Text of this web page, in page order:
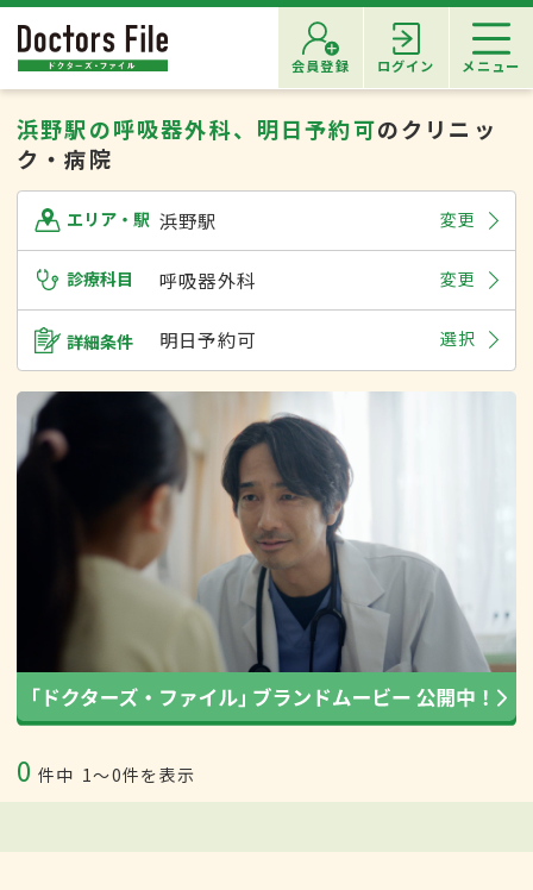
会員登録 ログイン メニュー
浜野駅の呼吸器外科、明日予約可のクリニッ
ク・病院
エリア・駅 浜野駅 変更
診療科目 呼吸器外科 変更
詳細条件 明日予約可 選択
0 件中 1〜0件を表示